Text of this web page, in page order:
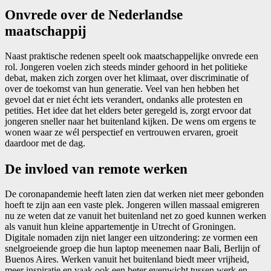
Onvrede over de Nederlandse
maatschappij
Naast praktische redenen speelt ook maatschappelijke onvrede een
rol. Jongeren voelen zich steeds minder gehoord in het politieke
debat, maken zich zorgen over het klimaat, over discriminatie of
over de toekomst van hun generatie. Veel van hen hebben het
gevoel dat er niet écht iets verandert, ondanks alle protesten en
petities. Het idee dat het elders beter geregeld is, zorgt ervoor dat
jongeren sneller naar het buitenland kijken. De wens om ergens te
wonen waar ze wél perspectief en vertrouwen ervaren, groeit
daardoor met de dag.
De invloed van remote werken
De coronapandemie heeft laten zien dat werken niet meer gebonden
hoeft te zijn aan een vaste plek. Jongeren willen massaal emigreren
nu ze weten dat ze vanuit het buitenland net zo goed kunnen werken
als vanuit hun kleine appartementje in Utrecht of Groningen.
Digitale nomaden zijn niet langer een uitzondering: ze vormen een
snelgroeiende groep die hun laptop meenemen naar Bali, Berlijn of
Buenos Aires. Werken vanuit het buitenland biedt meer vrijheid,